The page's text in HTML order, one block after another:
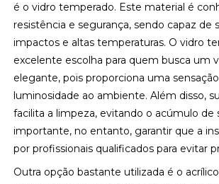
é o vidro temperado. Este material é
resistência e segurança, sendo capaz de
impactos e altas temperaturas. O vidro
excelente escolha para quem busca um
elegante, pois proporciona uma
luminosidade ao ambiente. Além disso,
facilita a limpeza, evitando o acúmulo de
importante, no entanto, garantir que a
por profissionais qualificados para evitar
Outra opção bastante utilizada é o